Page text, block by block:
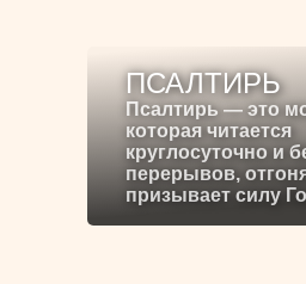
ПСАЛТИРЬ
Псалтирь — это
которая читается
круглосуточно и
перерывов,
призывает силу